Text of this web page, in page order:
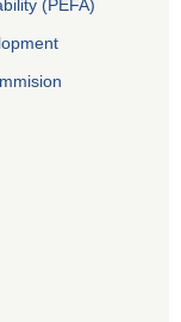
(PEFA)